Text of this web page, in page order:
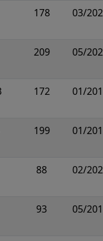
178 03/
209 05/
172 01/
199 01/
88 02/
93 05/